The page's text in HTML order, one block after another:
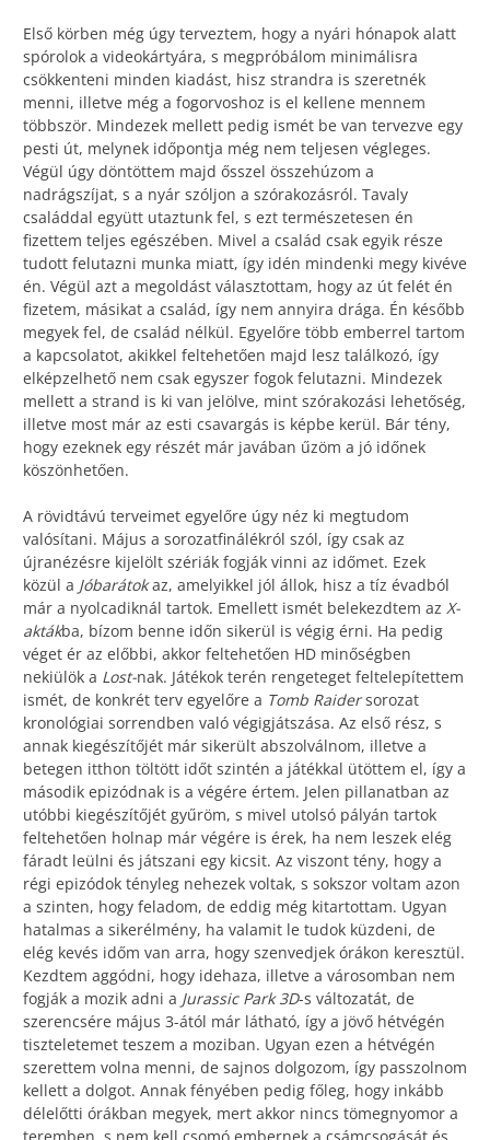
Első körben még úgy terveztem, hogy a nyári hónapok alatt
spórolok a videokártyára, s megpróbálom minimálisra
csökkenteni minden kiadást, hisz strandra is szeretnék
menni, illetve még a fogorvoshoz is el kellene mennem
többször. Mindezek mellett pedig ismét be van tervezve egy
pesti út, melynek időpontja még nem teljesen végleges.
Végül úgy döntöttem majd ősszel összehúzom a
nadrágszíjat, s a nyár szóljon a szórakozásról. Tavaly
családdal együtt utaztunk fel, s ezt természetesen én
fizettem teljes egészében. Mivel a család csak egyik része
tudott felutazni munka miatt, így idén mindenki megy kivéve
én. Végül azt a megoldást választottam, hogy az út felét én
fizetem, másikat a család, így nem annyira drága. Én később
megyek fel, de család nélkül. Egyelőre több emberrel tartom
a kapcsolatot, akikkel feltehetően majd lesz találkozó, így
elképzelhető nem csak egyszer fogok felutazni. Mindezek
mellett a strand is ki van jelölve, mint szórakozási lehetőség,
illetve most már az esti csavargás is képbe kerül. Bár tény,
hogy ezeknek egy részét már javában űzöm a jó időnek
köszönhetően.
A rövidtávú terveimet egyelőre úgy néz ki megtudom
valósítani. Május a sorozatfinálékról szól, így csak az
újranézésre kijelölt szériák fogják vinni az időmet. Ezek
közül a Jóbarátokaz, amelyikkel jól állok, hisz a tíz évadból
már a nyolcadiknál tartok. Emellett ismét belekezdtem az X-
aktákba, bízom benne időn sikerül is végig érni. Ha pedig
véget ér az előbbi, akkor feltehetően HD minőségben
nekiülök a Lost-nak. Játékok terén rengeteget feltelepítettem
ismét, de konkrét terv egyelőre a Tomb Raidersorozat
kronológiai sorrendben való végigjátszása. Az első rész, s
annak kiegészítőjét már sikerült abszolválnom, illetve a
betegen itthon töltött időt szintén a játékkal ütöttem el, így a
második epizódnak is a végére értem. Jelen pillanatban az
utóbbi kiegészítőjét gyűröm, s mivel utolsó pályán tartok
feltehetően holnap már végére is érek, ha nem leszek elég
fáradt leülni és játszani egy kicsit. Az viszont tény, hogy a
régi epizódok tényleg nehezek voltak, s sokszor voltam azon
a szinten, hogy feladom, de eddig még kitartottam. Ugyan
hatalmas a sikerélmény, ha valamit le tudok küzdeni, de
elég kevés időm van arra, hogy szenvedjek órákon keresztül.
Kezdtem aggódni, hogy idehaza, illetve a városomban nem
fogják a mozik adni a Jurassic Park 3D-s változatát, de
szerencsére május 3-ától már látható, így a jövő hétvégén
tiszteletemet teszem a moziban. Ugyan ezen a hétvégén
szerettem volna menni, de sajnos dolgozom, így passzolnom
kellett a dolgot. Annak fényében pedig főleg, hogy inkább
délelőtti órákban megyek, mert akkor nincs tömegnyomor a